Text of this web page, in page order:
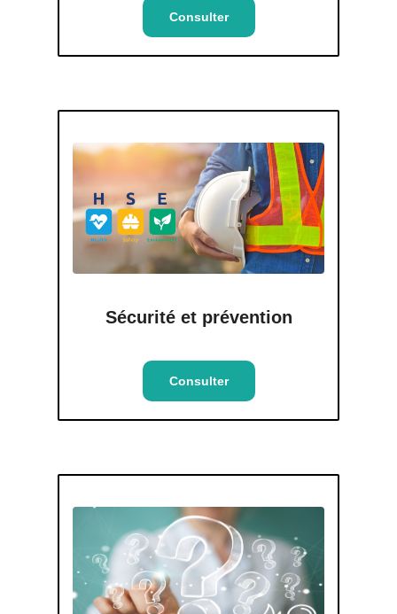
Consulter
Sécurité et prévention
Consulter